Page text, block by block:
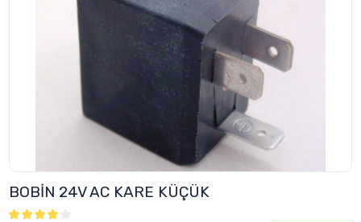
BOBİN 24V AC KARE KÜÇÜK